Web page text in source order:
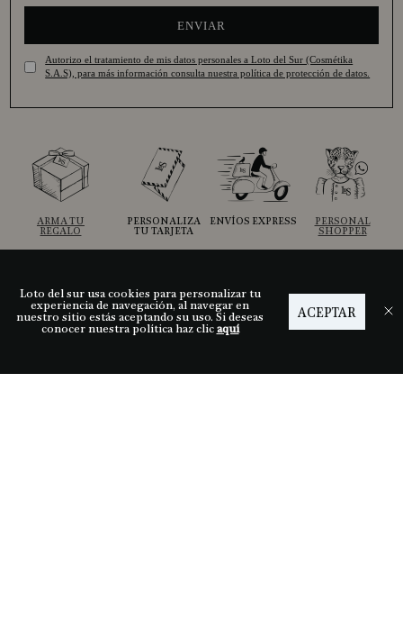
ENVIAR
Autorizo el tratamiento de mis datos personales a Loto del Sur (Cosmétika
S.A.S), para más información consulta nuestra política de protección de datos.
ARMA TU
REGALO
PERSONALIZA
TU TARJETA
ENVÍOS EXPRESS
PERSONAL
SHOPPER
Ayuda
Descubre LDS
ACEPTAR
Loto del sur usa cookies para personalizar tu
experiencia de navegación, al navegar en
nuestro sitio estás aceptando su uso. Si deseas
conocer nuestra política haz clicaquí